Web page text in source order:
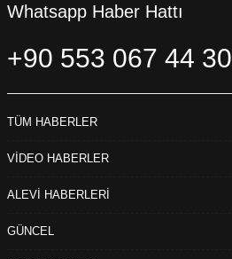
Whatsapp Haber Hattı
+90 553 067 44 30
TÜM HABERLER
VİDEO HABERLER
ALEVİ HABERLERİ
GÜNCEL